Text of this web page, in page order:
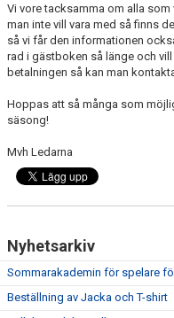
MEDLEMSKAP
Vi vore tacksamma om alla som
man inte vill vara med så finns
så vi får den informationen
rad i gästboken så länge och
betalningen så kan man
Hoppas att så många som
säsong!
Mvh Ledarna
Nyhetsarkiv
Sommarakademin för spelare
Beställning av Jacka och T-shirt